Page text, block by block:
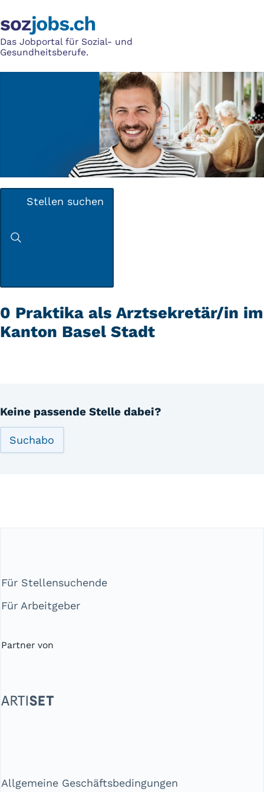
Das Jobportal für Sozial- und
Gesundheitsberufe.
Stellen suchen
0 Praktika als Arztsekretär/in im
Kanton Basel Stadt
Keine passende Stelle dabei?
Suchabo
Für Stellensuchende
Für Arbeitgeber
Partner von
Allgemeine Geschäftsbedingungen